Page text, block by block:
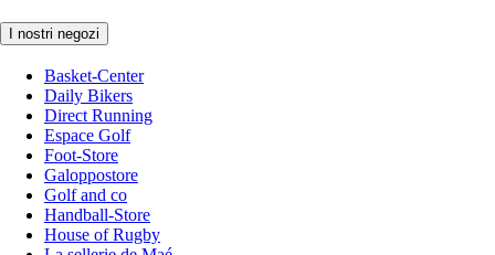
I nostri negozi
Basket-Center
Daily Bikers
Direct Running
Espace Golf
Foot-Store
Galoppostore
Golf and co
Handball-Store
House of Rugby